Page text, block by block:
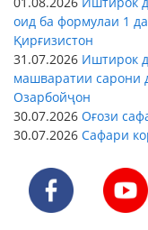
оид ба формулаи 1
Қирғизистон
31.07.2026 Иштирок
машваратии сарони
Озарбойҷон
30.07.2026 Оғози
30.07.2026 Сафари